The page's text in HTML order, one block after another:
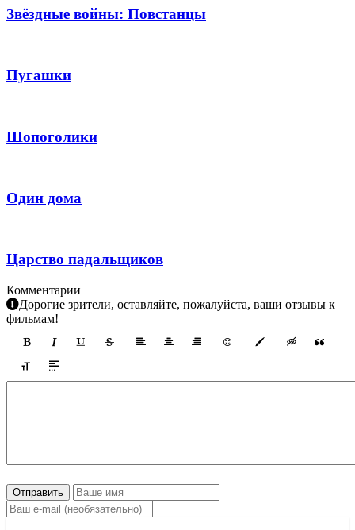
Звёздные войны: Повстанцы
Пугашки
Шопоголики
Один дома
Царство падальщиков
Комментарии
Дорогие зрители, оставляйте, пожалуйста, ваши отзывы к
фильмам!
Отправить